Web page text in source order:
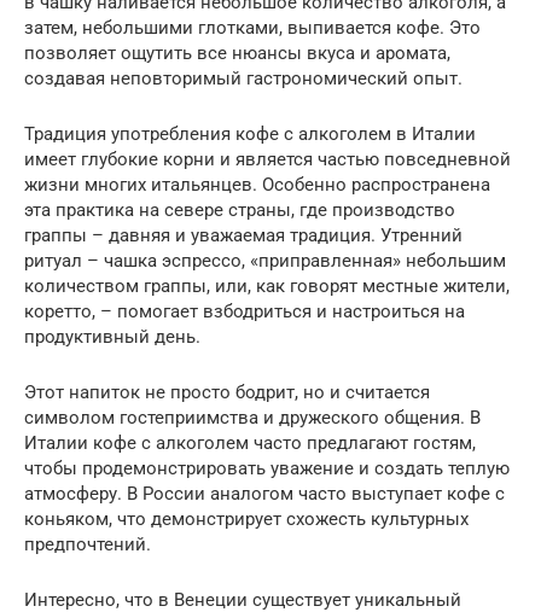
затем, небольшими глотками, выпивается кофе. Это
позволяет ощутить все нюансы вкуса и аромата,
создавая неповторимый гастрономический опыт.
Традиция употребления кофе с алкоголем в Италии
имеет глубокие корни и является частью повседневной
жизни многих итальянцев. Особенно распространена
эта практика на севере страны, где производство
граппы – давняя и уважаемая традиция. Утренний
ритуал – чашка эспрессо, «приправленная» небольшим
количеством граппы, или, как говорят местные жители,
коретто, – помогает взбодриться и настроиться на
продуктивный день.
Этот напиток не просто бодрит, но и считается
символом гостеприимства и дружеского общения. В
Италии кофе с алкоголем часто предлагают гостям,
чтобы продемонстрировать уважение и создать теплую
атмосферу. В России аналогом часто выступает кофе с
коньяком, что демонстрирует схожесть культурных
предпочтений.
Интересно, что в Венеции существует уникальный